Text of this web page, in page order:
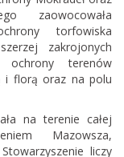
zaowocowała
torfowiska
zakrojonych
ochrony terenów
i florą oraz na polu
na terenie całej
Mazowsza,
liczy